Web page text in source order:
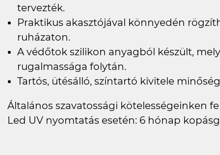
tervezték.
Praktikus akasztójával könnyedén
ruházaton.
A védőtok szilikon anyagból készült,
rugalmassága folytán.
Tartós, ütésálló, színtartó kivitele
Általános szavatossági kötelességeinken
Led UV nyomtatás esetén: 6 hónap